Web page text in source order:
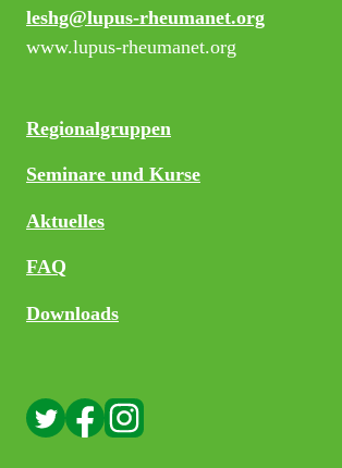
leshg@lupus-rheumanet.org
www.lupus-rheumanet.org
Regionalgruppen
Seminare und Kurse
Aktuelles
FAQ
Downloads